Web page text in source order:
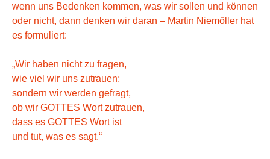
wenn uns Bedenken kommen, was wir sollen und können
oder nicht, dann denken wir daran – Martin Niemöller hat
es formuliert:
„Wir haben nicht zu fragen,
wie viel wir uns zutrauen;
sondern wir werden gefragt,
ob wir GOTTES Wort zutrauen,
dass es GOTTES Wort ist
und tut, was es sagt.“